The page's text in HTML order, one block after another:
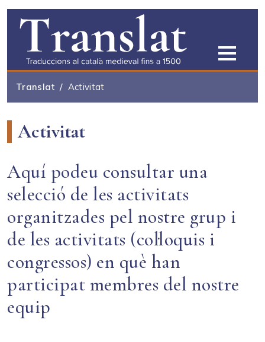
Vés al contingut
Translat Activitat
Activitat
Aquí podeu consultar una
selecció de les activitats
organitzades pel nostre grup i
de les activitats (col·loquis i
congressos) en què han
participat membres del nostre
equip